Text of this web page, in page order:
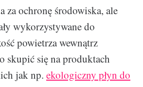
ochronę środowiska, ale
wykorzystywane do
powietrza wewnątrz
skupić się na produktach
jak np. ekologiczny płyn do